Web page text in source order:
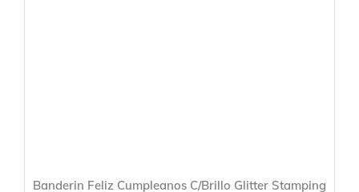
Banderin Feliz Cumpleanos C/Brillo Glitter Stamping